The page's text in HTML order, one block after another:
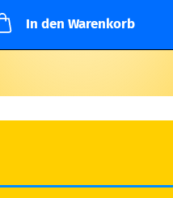
In den Warenkorb